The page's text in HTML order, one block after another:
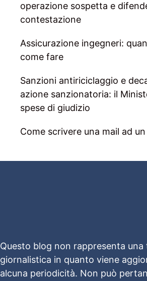
operazione sospetta e
contestazione
Assicurazione ingegneri:
come fare
Sanzioni antiriciclaggio e
azione sanzionatoria: il
spese di giudizio
Come scrivere una mail ad
Questo blog non rappresenta una
giornalistica in quanto viene
alcuna periodicità. Non può